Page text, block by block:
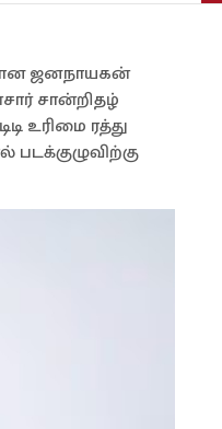
ஜனநாயகன்
சான்றிதழ்
உரிமை ரத்து